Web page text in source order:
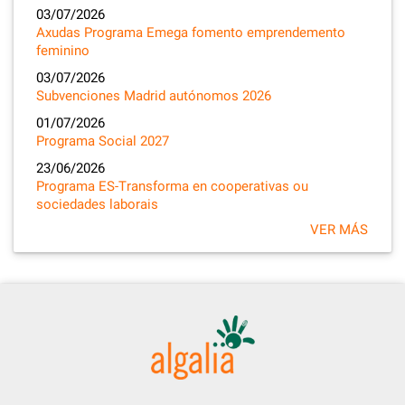
03/07/2026
Axudas Programa Emega fomento emprendemento
feminino
03/07/2026
Subvenciones Madrid autónomos 2026
01/07/2026
Programa Social 2027
23/06/2026
Programa ES-Transforma en cooperativas ou
sociedades laborais
VER MÁS